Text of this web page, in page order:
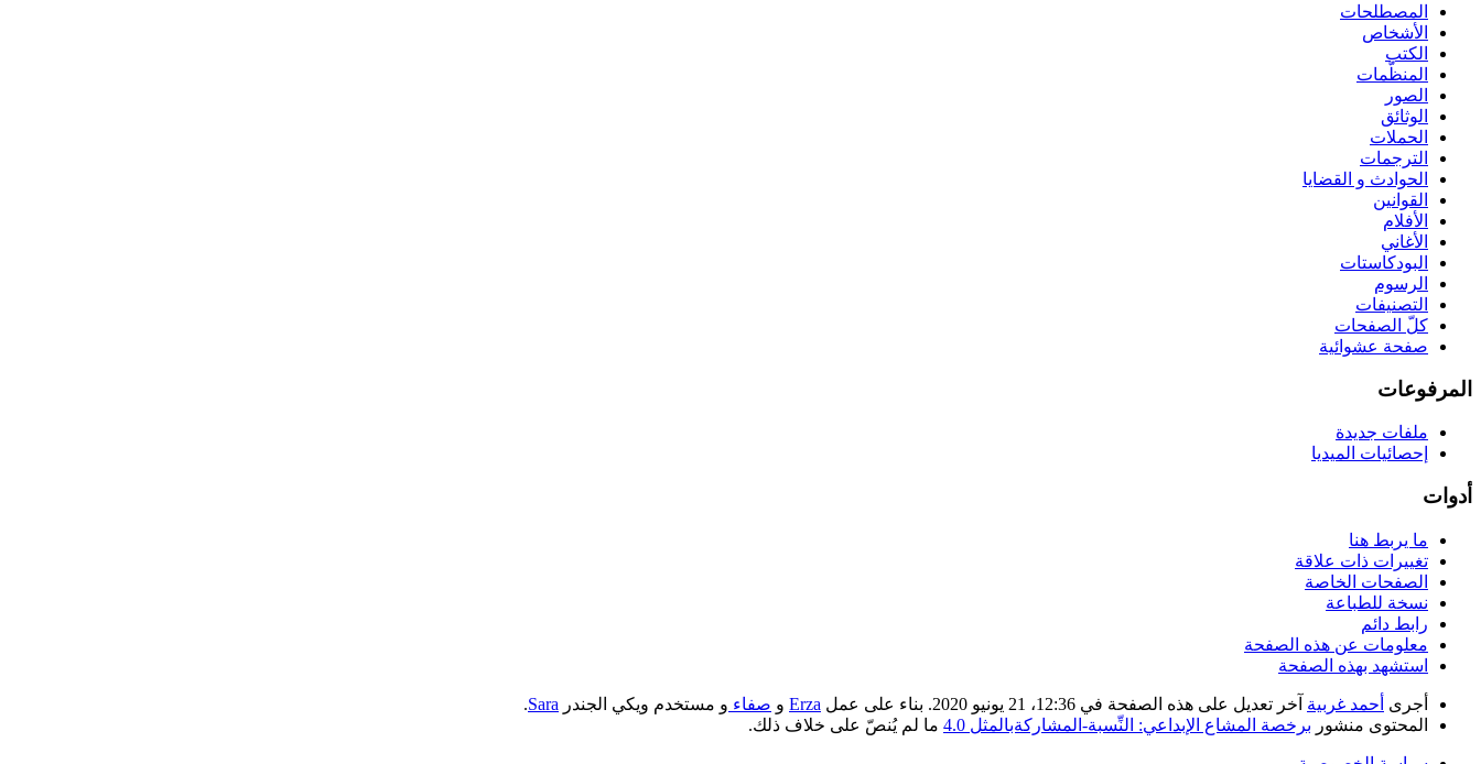
المصطلحات
الأشخاص
الكتب
المنظّمات
الصور
الوثائق
الحملات
الترجمات
الحوادث و القضايا
القوانين
الأفلام
الأغاني
البودكاستات
الرسوم
التصنيفات
كلّ الصفحات
صفحة عشوائية
المرفوعات
ملفات جديدة
إحصائيات الميديا
أدوات
ما يربط هنا
تغييرات ذات علاقة
الصفحات الخاصة
نسخة للطباعة
رابط دائم
معلومات عن هذه الصفحة
استشهد بهذه الصفحة
أجرى أحمد غربية آخر تعديل على هذه الصفحة في 12:36، 21 يونيو 2020. بناء على عمل Erza و صفاء و مستخدم ويكي الجندر Sara
.
المحتوى منشور برخصة المشاع الإبداعي: النِّسبة-المشاركةبالمثل 4.0 ما لم يُنصّ على خلاف ذلك.